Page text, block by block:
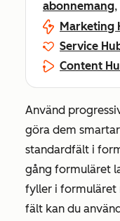
abonnemang
Marketing
Service
Content
Använd
göra dem
standardfält i
gång formuläret
fyller i formuläret
fält kan du